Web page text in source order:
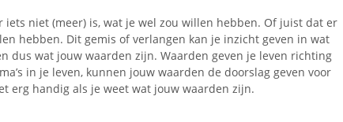
niet (meer) is, wat je wel zou willen hebben. Of juist dat er
hebben. Dit gemis of verlangen kan je inzicht geven in wat
dus wat jouw waarden zijn. Waarden geven je leven richting
in je leven, kunnen jouw waarden de doorslag geven voor
erg handig als je weet wat jouw waarden zijn.